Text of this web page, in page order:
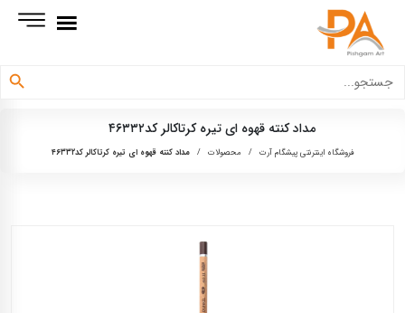
برای:
دکمه جستجو
مداد کنته قهوه ای تیره کرتاکالر کد۴۶۳۳۲
فروشگاه اینترنتی پیشگام آرت / محصولات / مداد کنته قهوه ای تیره کرتاکالر کد۴۶۳۳۲